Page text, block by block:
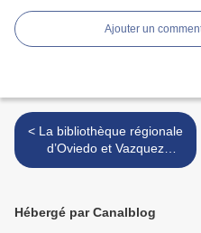
Ajouter un
< La bibliothèque régionale
d’Oviedo et Vazquez
Montalban
Hébergé par Canalblog